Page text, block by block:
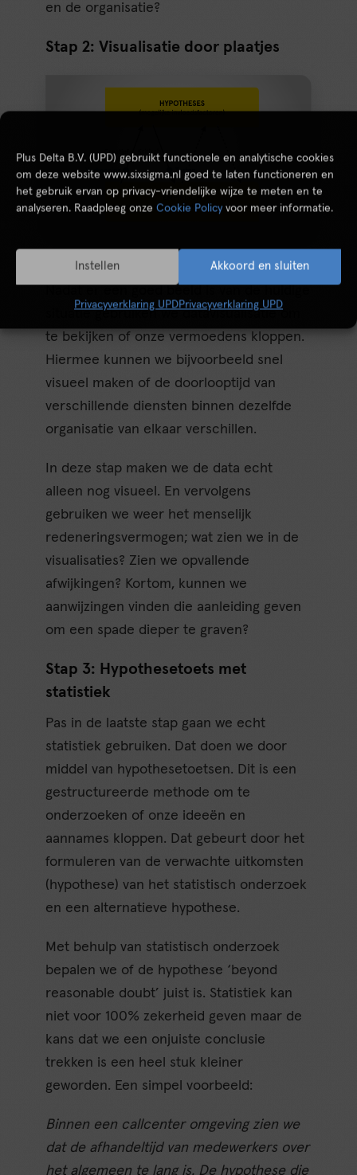
Plus Delta B.V. (UPD) gebruikt functionele en analytische cookies
om deze website www.sixsigma.nl goed te laten functioneren en
het gebruik ervan op privacy-vriendelijke wijze te meten en te
analyseren. Raadpleeg onze Cookie Policy voor meer informatie.
Akkoord en sluiten
Instellen
Privacyverklaring UPDPrivacyverklaring UPD
en de organisatie?
Stap 2: Visualisatie door plaatjes
situatie gebruiken we datavisualisatie om
te bekijken of onze vermoedens kloppen.
Hiermee kunnen we bijvoorbeeld snel
visueel maken of de doorlooptijd van
verschillende diensten binnen dezelfde
organisatie van elkaar verschillen.
In deze stap maken we de data echt
alleen nog visueel. En vervolgens
gebruiken we weer het menselijk
redeneringsvermogen; wat zien we in de
visualisaties? Zien we opvallende
afwijkingen? Kortom, kunnen we
aanwijzingen vinden die aanleiding geven
om een spade dieper te graven?
Stap 3: Hypothesetoets met
statistiek
Pas in de laatste stap gaan we echt
statistiek gebruiken. Dat doen we door
middel van hypothesetoetsen. Dit is een
gestructureerde methode om te
onderzoeken of onze ideeën en
aannames kloppen. Dat gebeurt door het
formuleren van de verwachte uitkomsten
(hypothese) van het statistisch onderzoek
en een alternatieve hypothese.
Met behulp van statistisch onderzoek
bepalen we of de hypothese ‘beyond
reasonable doubt’ juist is. Statistiek kan
niet voor 100% zekerheid geven maar de
kans dat we een onjuiste conclusie
trekken is een heel stuk kleiner
geworden. Een simpel voorbeeld:
Binnen een callcenter omgeving zien we
dat de afhandeltijd van medewerkers over
het algemeen te lang is. De hypothese die